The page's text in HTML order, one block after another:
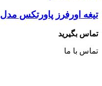
تیغه اورفرز پاورتکس مدل PPT-RB-0145
تماس بگیرید
تماس با ما